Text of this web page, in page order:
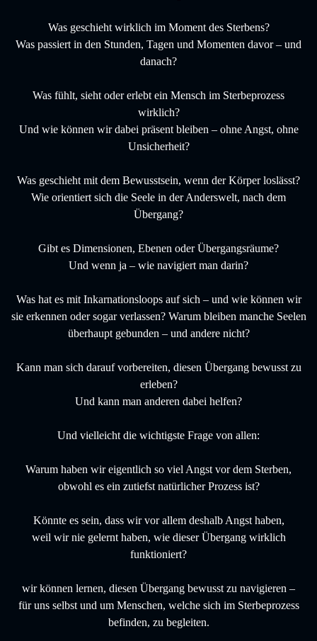
Was geschieht wirklich im Moment des Sterbens?
Was passiert in den Stunden, Tagen und Momenten davor – und
danach?
Was fühlt, sieht oder erlebt ein Mensch im Sterbeprozess
wirklich?
Und wie können wir dabei präsent bleiben – ohne Angst, ohne
Unsicherheit?
Was geschieht mit dem Bewusstsein, wenn der Körper loslässt?
Wie orientiert sich die Seele in der Anderswelt, nach dem
Übergang?
Gibt es Dimensionen, Ebenen oder Übergangsräume?
Und wenn ja – wie navigiert man darin?
Was hat es mit Inkarnationsloops auf sich – und wie können wir
sie erkennen oder sogar verlassen? Warum bleiben manche Seelen
überhaupt gebunden – und andere nicht?
Kann man sich darauf vorbereiten, diesen Übergang bewusst zu
erleben?
Und kann man anderen dabei helfen?
Und vielleicht die wichtigste Frage von allen:
Warum haben wir eigentlich so viel Angst vor dem Sterben,
obwohl es ein zutiefst natürlicher Prozess ist?
Könnte es sein, dass wir vor allem deshalb Angst haben,
weil wir nie gelernt haben, wie dieser Übergang wirklich
funktioniert?
wir können lernen, diesen Übergang bewusst zu navigieren –
für uns selbst und um Menschen, welche sich im Sterbeprozess
befinden, zu begleiten.